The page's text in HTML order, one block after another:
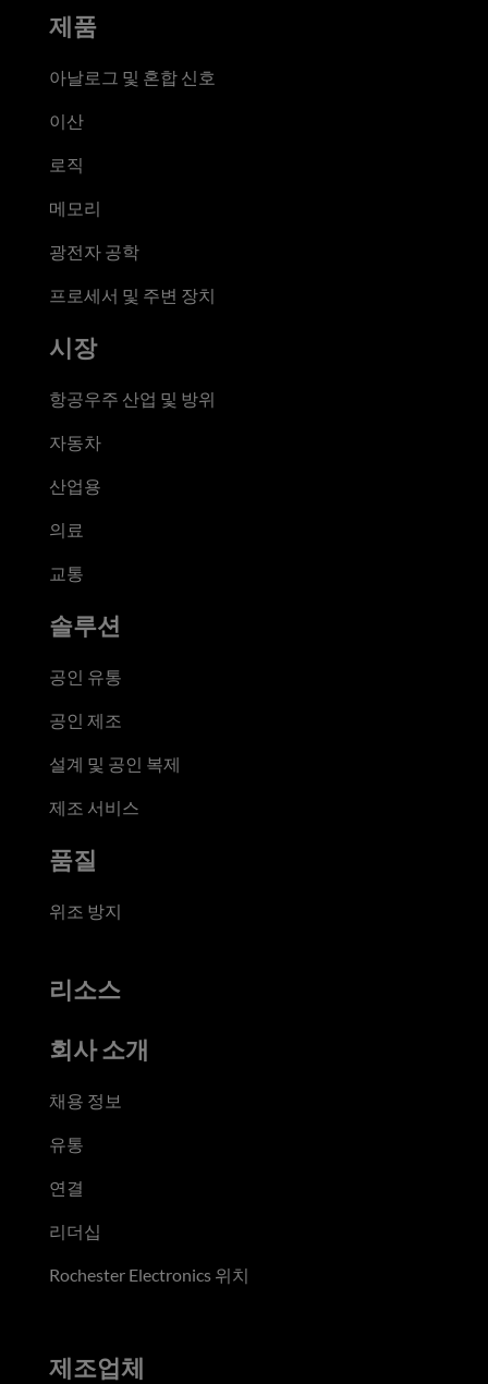
제품
아날로그 및 혼합 신호
이산
로직
메모리
광전자 공학
프로세서 및 주변 장치
시장
항공우주 산업 및 방위
자동차
산업용
의료
교통
솔루션
공인 유통
공인 제조
설계 및 공인 복제
제조 서비스
품질
위조 방지
리소스
회사 소개
채용 정보
유통
연결
리더십
Rochester Electronics 위치
제조업체